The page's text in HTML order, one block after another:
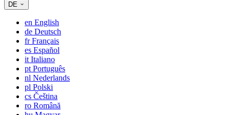
DE
en English
de Deutsch
frFrançais
es Español
it Italiano
pt Português
nl Nederlands
pl Polski
cs Čeština
ro Română